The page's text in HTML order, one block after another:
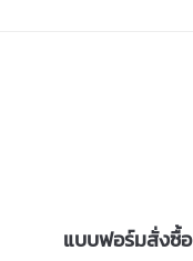
แบบฟอร์มสั่งซื้อ